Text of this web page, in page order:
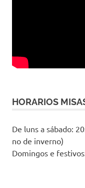
HORARIOS
De luns a sábado:
no de inverno)
Domingos e